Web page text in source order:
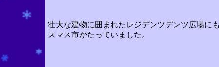
壮大な建物に囲まれたレジデンツデンツ広場に
スマス市がたっていました。